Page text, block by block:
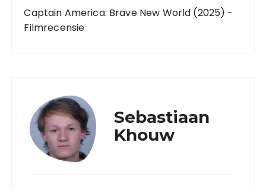
Captain America: Brave New World (2025) -
Filmrecensie
Sebastiaan
Khouw